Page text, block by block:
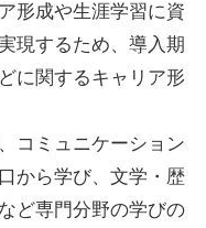
形成や生涯学習に資
現するため、導入期
に関するキャリア形
コミュニケーション
から学び、文学・歴
ど専門分野の学びの